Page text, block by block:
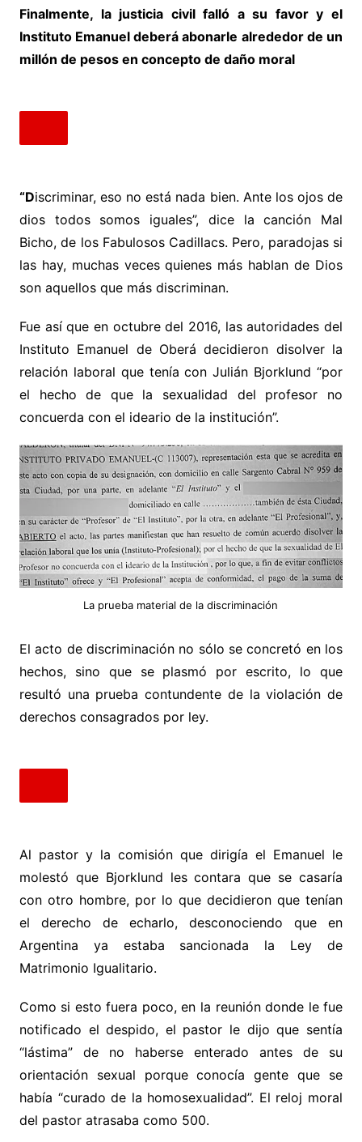
Finalmente, la justicia civil falló a su favor y el
Instituto Emanuel deberá abonarle alrededor de un
millón de pesos en concepto de daño moral
“Discriminar, eso no está nada bien. Ante los ojos de
dios todos somos iguales”, dice la canción Mal
Bicho, de los Fabulosos Cadillacs. Pero, paradojas si
las hay, muchas veces quienes más hablan de Dios
son aquellos que más discriminan.
Fue así que en octubre del 2016, las autoridades del
Instituto Emanuel de Oberá decidieron disolver la
relación laboral que tenía con Julián Bjorklund “por
el hecho de que la sexualidad del profesor no
concuerda con el ideario de la institución”.
La prueba material de la discriminación
El acto de discriminación no sólo se concretó en los
hechos, sino que se plasmó por escrito, lo que
resultó una prueba contundente de la violación de
derechos consagrados por ley.
Al pastor y la comisión que dirigía el Emanuel le
molestó que Bjorklund les contara que se casaría
con otro hombre, por lo que decidieron que tenían
el derecho de echarlo, desconociendo que en
Argentina ya estaba sancionada la Ley de
Matrimonio Igualitario.
Como si esto fuera poco, en la reunión donde le fue
notificado el despido, el pastor le dijo que sentía
“lástima” de no haberse enterado antes de su
orientación sexual porque conocía gente que se
había “curado de la homosexualidad”. El reloj moral
del pastor atrasaba como 500.